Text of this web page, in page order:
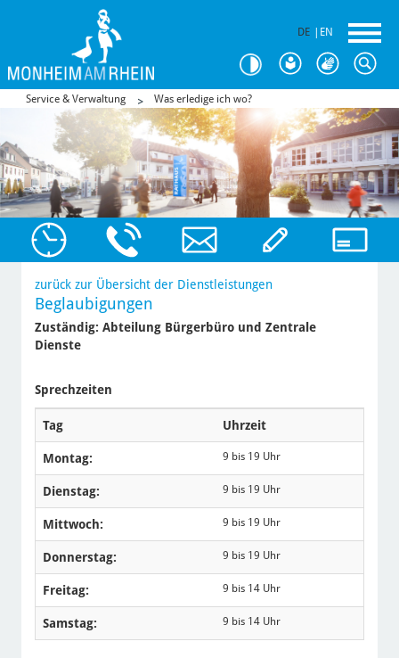
DE EN
Service & Verwaltung Was erledige ich wo?
zurück zur Übersicht der Dienstleistungen
Beglaubigungen
Zuständig: Abteilung Bürgerbüro und Zentrale
Dienste
Sprechzeiten
Tag Uhrzeit
Montag: 9 bis 19 Uhr
Dienstag: 9 bis 19 Uhr
Mittwoch: 9 bis 19 Uhr
Donnerstag: 9 bis 19 Uhr
Freitag: 9 bis 14 Uhr
Samstag: 9 bis 14 Uhr